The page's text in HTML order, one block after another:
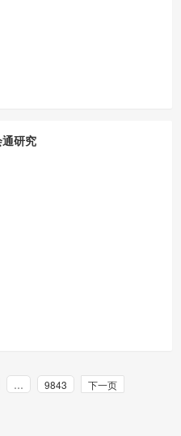
研究
… 9843 下一页